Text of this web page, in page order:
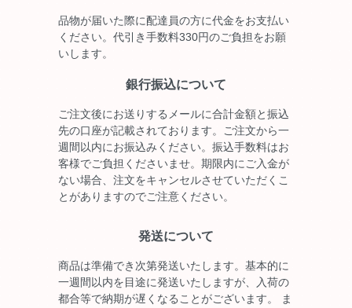
品物が届いた際に配達員の方に代金をお支払い
ください。代引き手数料330円のご負担をお願
いします。
銀行振込について
ご注文後にお送りするメールに合計金額と振込
先の口座が記載されております。ご注文から一
週間以内にお振込みください。振込手数料はお
客様でご負担くださいませ。期限内にご入金が
ない場合、注文をキャンセルさせていただくこ
とがありますのでご注意ください。
発送について
商品は準備でき次第発送いたします。基本的に
一週間以内を目途に発送いたしますが、入荷の
都合等で納期が遅くなることがございます。 ま